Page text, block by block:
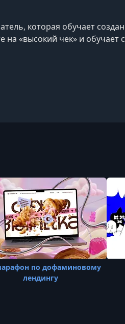
которая обучает
на «высокий чек» и обучает
по дофаминовому
лендингу